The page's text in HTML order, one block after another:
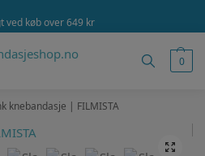
ved køb over 649 kr
0
knebandasje | FILMISTA